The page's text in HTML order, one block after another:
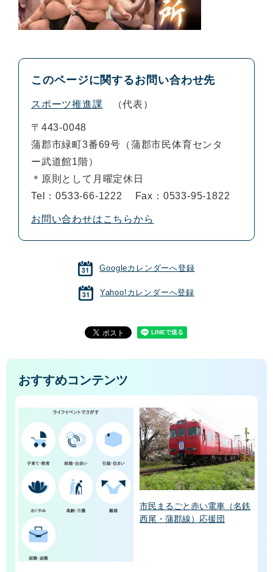
このページに関するお問い合わせ先
スポーツ推進課 代表
〒443-0048
蒲郡市緑町3番69号（蒲郡市民体育センタ
ー武道館1階）
＊原則として月曜定休日
Tel：0533-66-1222
Fax：0533-95-1822
お問い合わせはこちらから
Googleカレンダーへ登録
Yahoo!カレンダーへ登録
おすすめコンテンツ
市民まるごと赤い電車（名鉄
西尾・蒲郡線）応援団